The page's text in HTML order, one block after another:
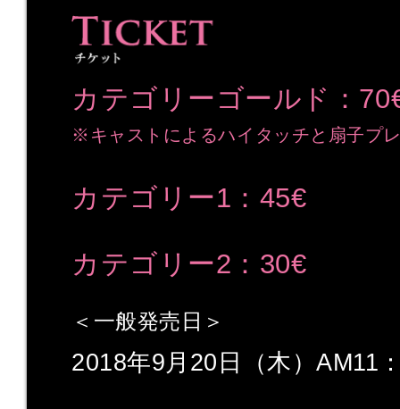
カテゴリーゴールド：
※キャストによるハイタッチと扇子プ
カテゴリー1：45€
カテゴリー2：30€
＜一般発売日＞
2018年9月20日（木）AM11